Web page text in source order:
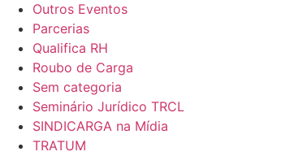
Outros Eventos
Parcerias
Qualifica RH
Roubo de Carga
Sem categoria
Seminário Jurídico TRCL
SINDICARGA na Mídia
TRATUM